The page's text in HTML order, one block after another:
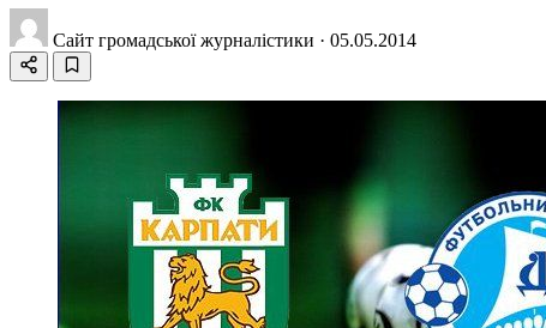
Сайт громадської журналістики · 05.05.2014